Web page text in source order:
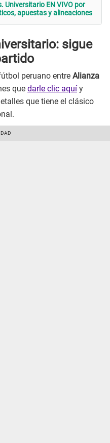
Universitario EN VIVO por
apuestas y alineaciones
sigue
peruano entre Alianza
que darle clic aquí y
que tiene el clásico